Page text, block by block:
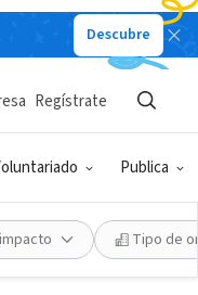
Descubre
Publica
Regístrate
Tipo de
d'édition